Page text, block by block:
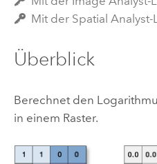
Mit der Spatial
Überblick
Berechnet den
in einem Raster.